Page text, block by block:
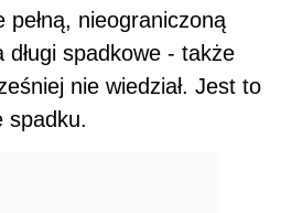
nieograniczoną
spadkowe - także
nie wiedział. Jest to
spadku.